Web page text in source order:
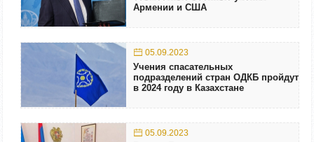
Армении и США
05.09.2023
Учения спасательных
подразделений стран ОДКБ пройдут
в 2024 году в Казахстане
05.09.2023